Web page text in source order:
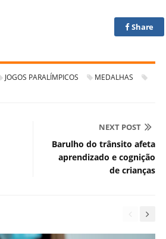
Share
JOGOS PARALÍMPICOS
MEDALHAS
NEXT POST
Barulho do trânsito afeta
aprendizado e cognição
de crianças